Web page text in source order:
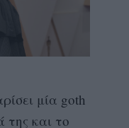
μία goth
της και το